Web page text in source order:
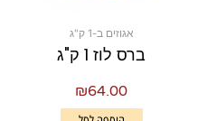
אגוזים ב-1 ק"ג
ברס לוז 1 ק"ג
₪64.00